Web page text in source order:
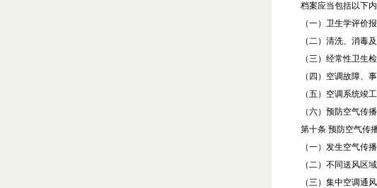
档案应当包括以下内
（一）卫生学评价报
（二）清洗、消毒及
（三）经常性卫生检
（四）空调故障、事
（五）空调系统竣工
（六）预防空气传播
第十条 预防空气传
（一）发生空气传播
（二）不同送风区域
（三）集中空调通风